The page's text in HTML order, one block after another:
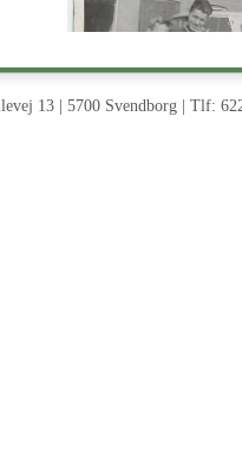
13 | 5700 Svendborg | Tlf: